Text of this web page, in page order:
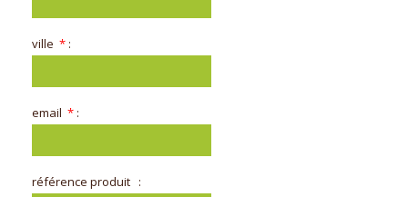
* :
* :
: